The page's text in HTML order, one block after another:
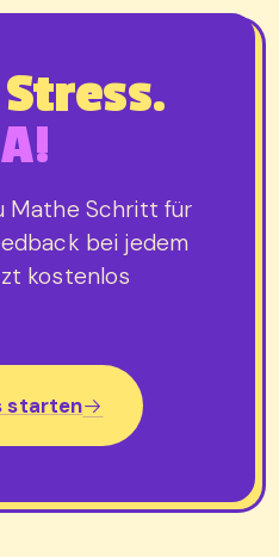
Mathe Schritt für
bei jedem
kostenlos
starten